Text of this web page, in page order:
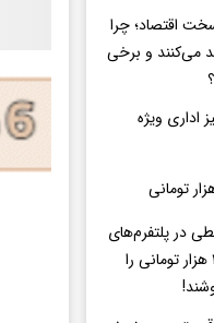
اقتصاد؛ چرا
می‌کنند و برخی
اداری ویژه
در پلتفرم‌های
اینترنتی/ شامپوی ۴۵۰ هزار تومانی را